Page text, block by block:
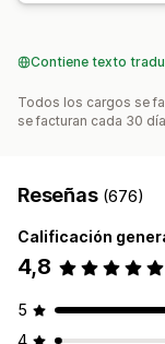
Contiene texto
Todos los cargos se
se facturan cada 30
Reseñas (676)
Calificación
4,8
5